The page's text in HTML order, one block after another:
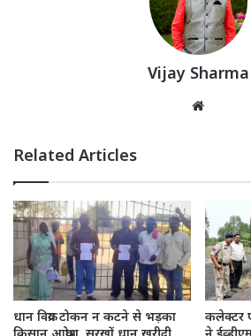
Vijay Sharma
Related Articles
धान विक्रय टोकन न कटने से भड़का
कलेक्टर